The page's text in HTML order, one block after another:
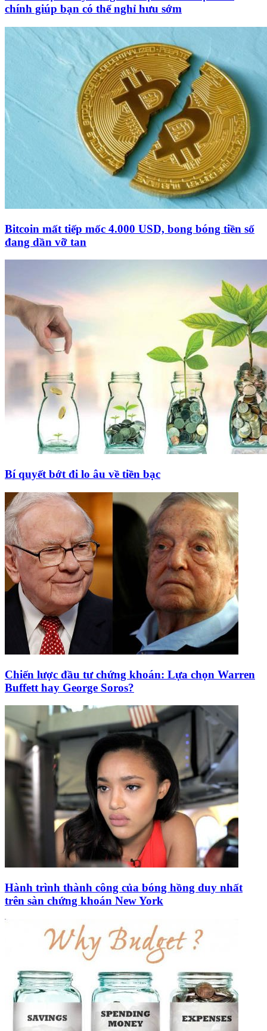
chính giúp bạn có thể nghỉ hưu sớm
Bitcoin mất tiếp mốc 4.000 USD, bong bóng tiền số
đang dần vỡ tan
Bí quyết bớt đi lo âu về tiền bạc
Chiến lược đầu tư chứng khoán: Lựa chọn Warren
Buffett hay George Soros?
Hành trình thành công của bóng hồng duy nhất
trên sàn chứng khoán New York